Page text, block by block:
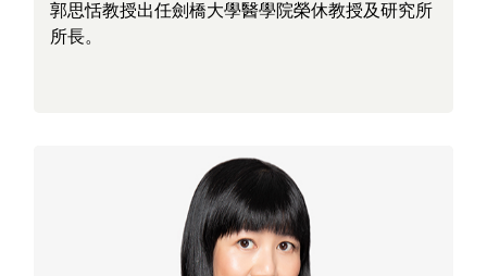
郭思恬教授出任劍橋大學醫學院榮休教授及研究所
所長。